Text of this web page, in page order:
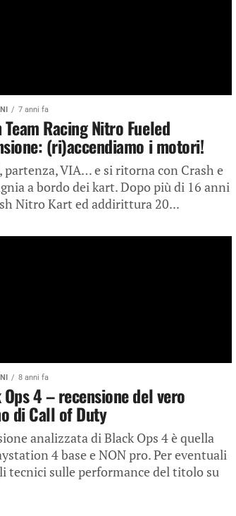
7 anni fa
Team Racing Nitro Fueled
(ri)accendiamo i motori!
partenza, VIA… e si ritorna con Crash e
a bordo dei kart. Dopo più di 16 anni
Nitro Kart ed addirittura 20...
8 anni fa
4 – recensione del vero
di Call of Duty
analizzata di Black Ops 4 è quella
4 base e NON pro. Per eventuali
tecnici sulle performance del titolo su